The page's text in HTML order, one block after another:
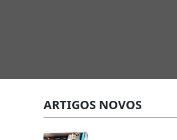
ARTIGOS NOVOS